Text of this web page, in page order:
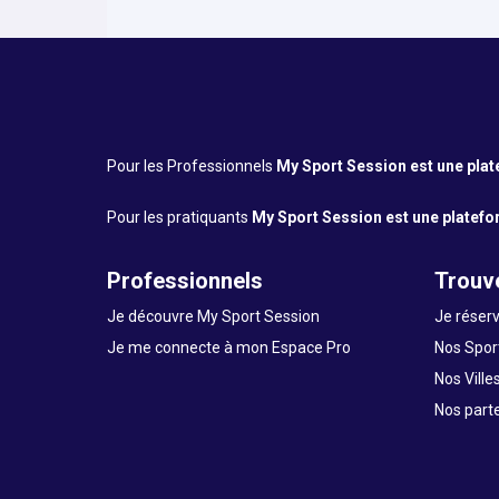
Pour les Professionnels My Sport Session est une
Pour les pratiquants My Sport Session est une
Professionnels
Je découvre My Sport Session
Je me connecte à mon Espace Pro
Je
Nos
Nos Villes
Nos